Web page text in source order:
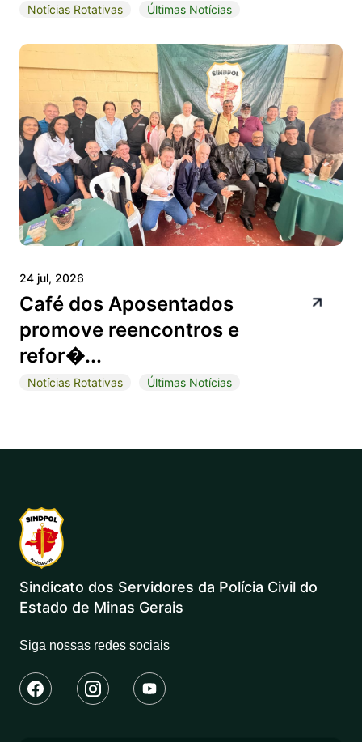
Notícias Rotativas Últimas Notícias
24 jul, 2026
Café dos Aposentados
promove reencontros e
refor�...
Notícias Rotativas Últimas Notícias
Sindicato dos Servidores da Polícia Civil do
Estado de Minas Gerais
Siga nossas redes sociais